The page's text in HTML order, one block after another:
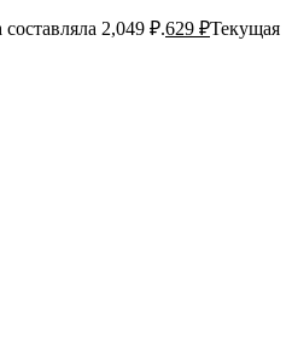
2,049 ₽.629 ₽Текущая